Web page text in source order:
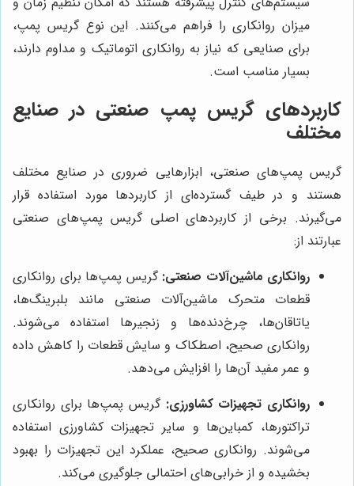
میزان روانکاری را فراهم می‌کنند. این نوع گریس پمپ،
برای صنایعی که نیاز به روانکاری اتوماتیک و مداوم دارند،
بسیار مناسب است.
کاربردهای گریس پمپ صنعتی در صنایع
مختلف
گریس پمپ‌های صنعتی، ابزارهایی ضروری در صنایع مختلف
هستند و در طیف گسترده‌ای از کاربردها مورد استفاده قرار
می‌گیرند. برخی از کاربردهای اصلی گریس پمپ‌های صنعتی
عبارتند از:
روانکاری ماشین‌آلات صنعتی: گریس پمپ‌ها برای روانکاری
قطعات متحرک ماشین‌آلات صنعتی مانند بلبرینگ‌ها،
یاتاقان‌ها، چرخ‌دنده‌ها و زنجیرها استفاده می‌شوند.
روانکاری صحیح، اصطکاک و سایش قطعات را کاهش داده
و عمر مفید آن‌ها را افزایش می‌دهد.
روانکاری تجهیزات کشاورزی: گریس پمپ‌ها برای روانکاری
تراکتورها، کمباین‌ها و سایر تجهیزات کشاورزی استفاده
می‌شوند. روانکاری صحیح، عملکرد این تجهیزات را بهبود
بخشیده و از خرابی‌های احتمالی جلوگیری می‌کند.